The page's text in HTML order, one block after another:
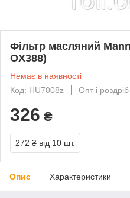
Фільтр масляний
OX388)
Немає в наявності
Код: HU7008z
Опт і роздріб
326 ₴
272 ₴ від 10 шт.
Опис Характеристики